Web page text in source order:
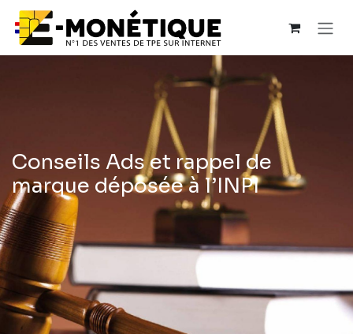
Se rendre au contenu
Conseils Ads et rappel de
marque déposée à l’INPI